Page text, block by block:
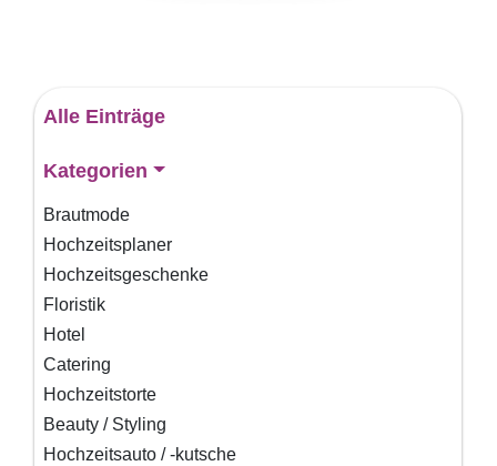
Alle Einträge
Kategorien
Brautmode
Hochzeitsplaner
Hochzeitsgeschenke
Floristik
Hotel
Catering
Hochzeitstorte
Beauty / Styling
Hochzeitsauto / -kutsche